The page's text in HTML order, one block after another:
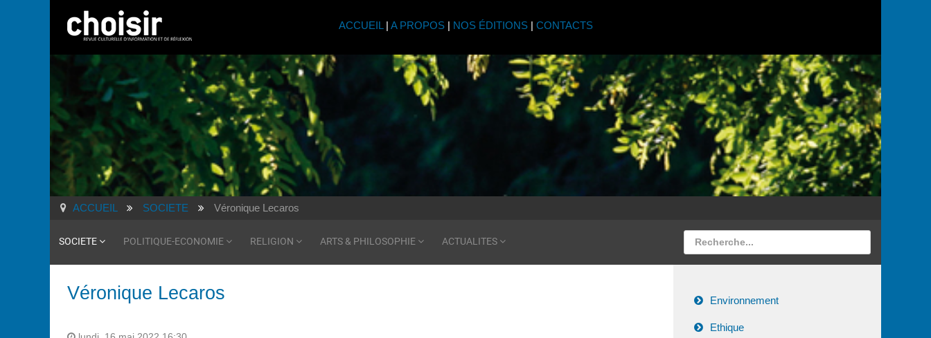
ACCUEIL | A PROPOS| NOS ÉDITIONS| CONTACTS
ACCUEIL SOCIETE Véronique Lecaros
SOCIETE POLITIQUE-ECONOMIE RELIGION ARTS & PHILOSOPHIE ACTUALITES
Véronique Lecaros Environnement
Ethique